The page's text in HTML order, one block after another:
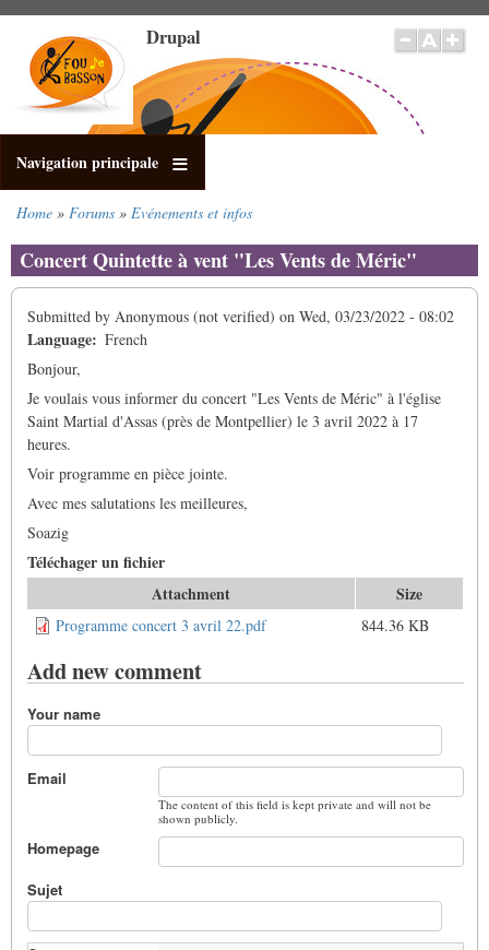
main
content
Drupal
Navigation principale
Home Forums Evénements et infos
Concert Quintette à vent "Les Vents de Méric"
Submitted by Anonymous (not verified) on Wed, 03/23/2022 - 08:02
Language
French
Bonjour,
Je voulais vous informer du concert "Les Vents de Méric" à l'église
Saint Martial d'Assas (près de Montpellier) le 3 avril 2022 à 17
heures.
Voir programme en pièce jointe.
Avec mes salutations les meilleures,
Soazig
Téléchager un fichier
Attachment
Size
Programme concert 3 avril 22.pdf 844.36 KB
Add new comment
Your name
Email
The content of this field is kept private and will not be
shown publicly.
Homepage
Sujet